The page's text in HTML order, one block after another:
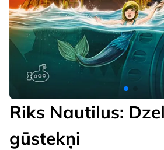
Riks Nautilus:
gūstekņi